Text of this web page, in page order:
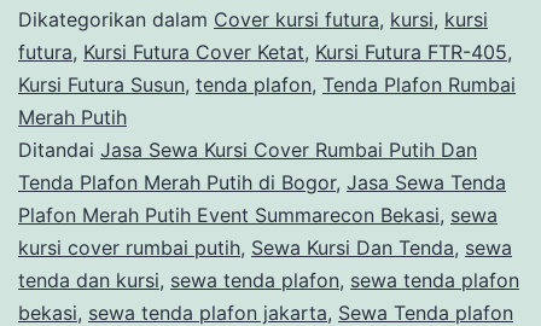
Dikategorikan dalam Cover kursi futura, kursi, kursi
futura, Kursi Futura Cover Ketat, Kursi Futura FTR-405,
Kursi Futura Susun, tenda plafon, Tenda Plafon Rumbai
Merah Putih
Ditandai Jasa Sewa Kursi Cover Rumbai Putih Dan
Tenda Plafon Merah Putih di Bogor, Jasa Sewa Tenda
Plafon Merah Putih Event Summarecon Bekasi, sewa
kursi cover rumbai putih, Sewa Kursi Dan Tenda, sewa
tenda dan kursi, sewa tenda plafon, sewa tenda plafon
bekasi, sewa tenda plafon jakarta, Sewa Tenda plafon